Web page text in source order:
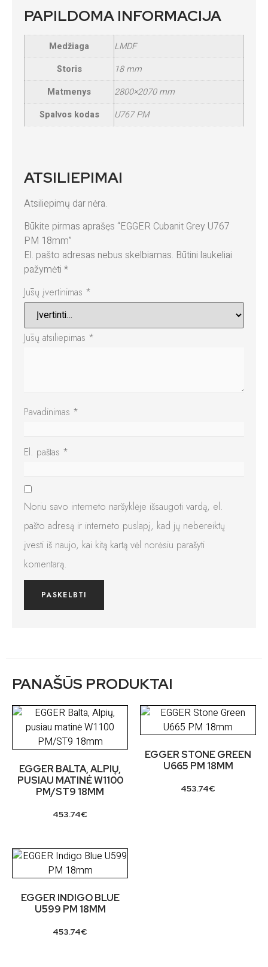
PAPILDOMA INFORMACIJA
Medžiaga
LMDF
Storis
18 mm
Matmenys
2800×2070 mm
Spalvos kodas
U767 PM
ATSILIEPIMAI
Atsiliepimų dar nėra.
Būkite pirmas aprašęs “EGGER Cubanit Grey U767
PM 18mm”
El. pašto adresas nebus skelbiamas. Būtini laukeliai
pažymėti *
Jūsų įvertinimas *
Jūsų atsiliepimas *
Pavadinimas *
El. paštas *
Noriu savo interneto naršyklėje išsaugoti vardą, el.
pašto adresą ir interneto puslapį, kad jų nebereiktų
įvesti iš naujo, kai kitą kartą vėl norėsiu parašyti
komentarą.
PANAŠŪS PRODUKTAI
EGGER BALTA, ALPIŲ,
PUSIAU MATINĖ W1100
PM/ST9 18MM
453.74€
EGGER STONE GREEN
U665 PM 18MM
453.74€
EGGER INDIGO BLUE
U599 PM 18MM
453.74€